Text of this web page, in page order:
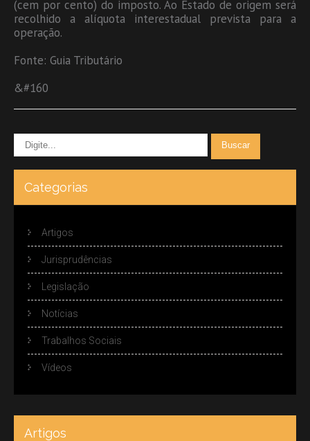
(cem por cento) do imposto. Ao Estado de origem será
recolhido a alíquota interestadual prevista para a
operação.
Fonte: Guia Tributário
&#160
Categorias
Artigos
Jurisprudências
Legislação
Notícias
Trabalhos Sociais
Vídeos
Artigos